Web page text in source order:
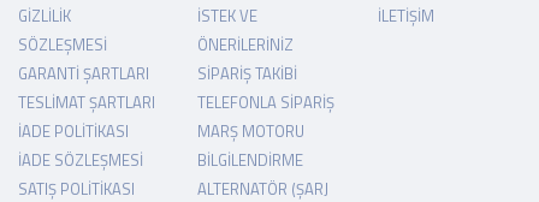
GIZLILIK
SÖZLEŞMESI
GARANTI ŞARTLARI
TESLIMAT ŞARTLARI
İADE POLITIKASI
İADE SÖZLEŞMESI
SATIŞ POLITIKASI
İSTEK VE
ÖNERILERINIZ
SIPARIŞ TAKIBI
TELEFONLA SIPARIŞ
MARŞ MOTORU
BILGILENDIRME
ALTERNATÖR (ŞARJ
İLETIŞIM